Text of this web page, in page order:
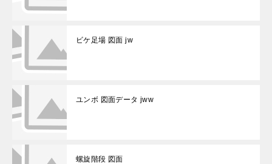
ビケ足場 図面 jw
ユンボ 図面データ jww
螺旋階段 図面